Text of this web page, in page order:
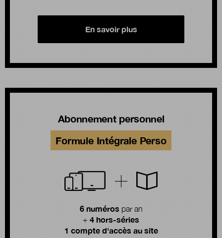
En savoir plus
Abonnement personnel
Formule Intégrale Perso
6 numérospar an
+ 4 hors-séries
1 compte d'accès au site